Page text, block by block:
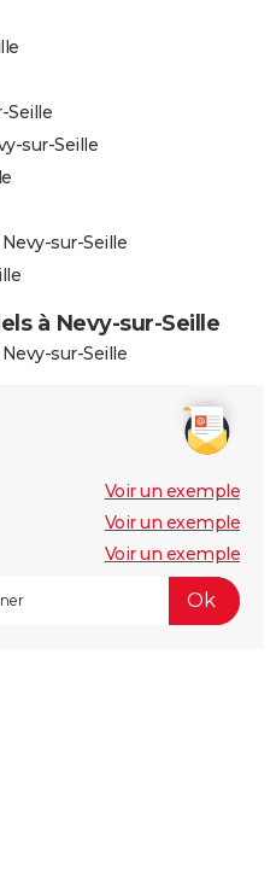
Seille
sur-Seille
sur-Seille
à Nevy-sur-Seille
sur-Seille
Voir un exemple
Voir un exemple
Voir un exemple